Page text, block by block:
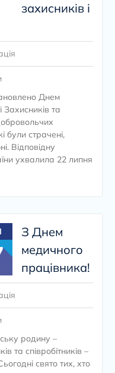
захисників і
Днем
Захисників та
були страчені,
Відповідну
ухвалила 22 липня
З Днем
медичного
працівника!
родину –
та співробітників –
свято тих, хто